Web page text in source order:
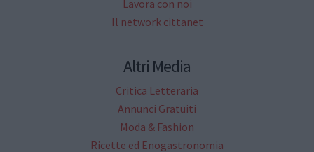
Lavora con noi
Il network cittanet
Altri Media
Critica Letteraria
Annunci Gratuiti
Moda & Fashion
Ricette ed Enogastronomia